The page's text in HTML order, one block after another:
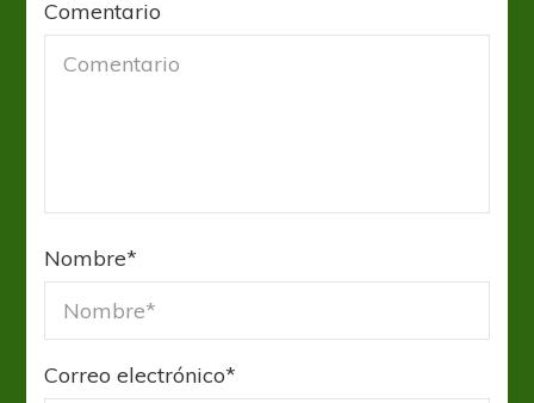
Comentario
Nombre*
Correo electrónico*